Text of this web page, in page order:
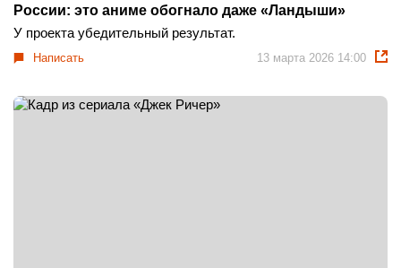
России: это аниме обогнало даже «Ландыши»
У проекта убедительный результат.
Написать 13 марта 2026 14:00